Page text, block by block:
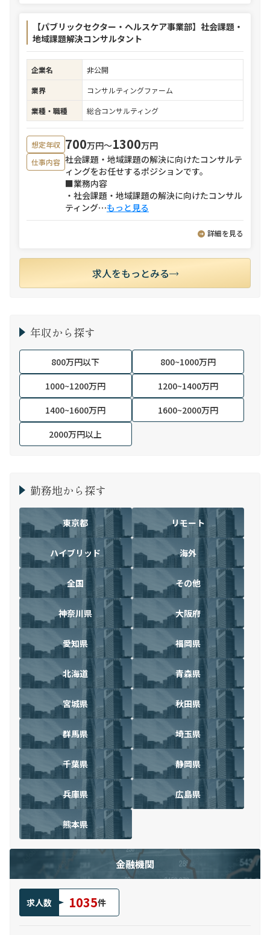
【パブリックセクター・ヘルスケア事業部】社会課題・
地域課題解決コンサルタント
企業名
非公開
業界
コンサルティングファーム
業種・職種
総合コンサルティング
想定年収 700万円〜1300万円
仕事内容 社会課題・地域課題の解決に向けたコンサルテ
ィングをお任せするポジションです。
■業務内容
・社会課題・地域課題の解決に向けたコンサル
ティング⋯もっと見る
詳細を見る
求人をもっとみる
年収から探す
800万円以下
800~1000万円
1000~1200万円
1200~1400万円
1400~1600万円
1600~2000万円
2000万円以上
勤務地から探す
東京都 リモート
ハイブリッド 海外
全国 その他
神奈川県 大阪府
愛知県 福岡県
北海道 青森県
宮城県 秋田県
群馬県 埼玉県
千葉県 静岡県
兵庫県 広島県
熊本県
金融機関
求人数 1035件